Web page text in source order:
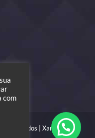
reservados | Xamativo
com